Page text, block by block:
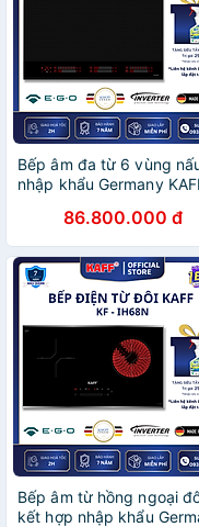
Bếp âm đa từ 6 vùng
nhập khẩu Germany
Chính Hãng86.800.000 đ
Bếp âm từ hồng ngoại
kết hợp nhập khẩu